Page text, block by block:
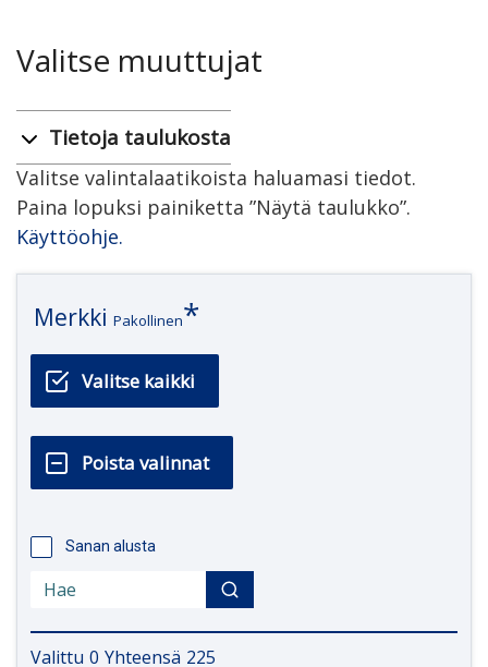
Valitse muuttujat
Tietoja taulukosta
Valitse valintalaatikoista haluamasi tiedot.
Paina lopuksi painiketta ”Näytä taulukko”.
Käyttöohje.
Merkki Pakollinen
Sanan alusta
Valittu 0 Yhteensä 225